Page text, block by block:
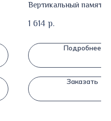
Вертикальный
1 614 р.
Подробнее
Заказать